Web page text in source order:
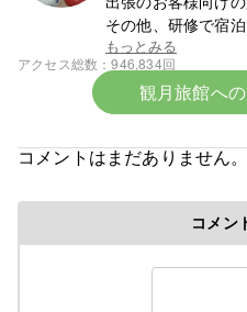
その他、研修で宿泊
スポーツ少年団で
ます
まずはお電話くだ
令和８年各部屋エ
もっとみる
アクセス総数 946,834回
観月旅館へ
コメントはまだありません
コメン